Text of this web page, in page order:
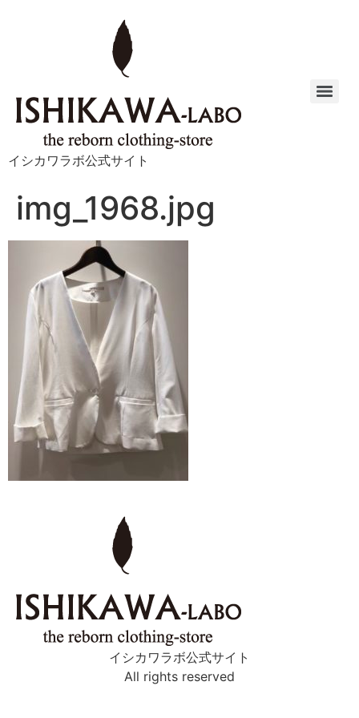
イシカワラボ公式サイト
img_1968.jpg
イシカワラボ公式サイト
All rights reserved